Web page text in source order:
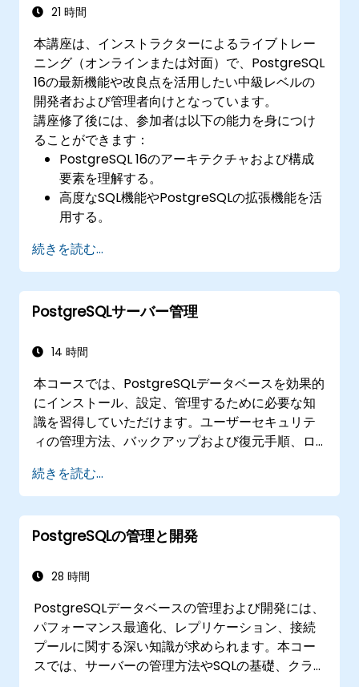
のPostgreSQL拡張機能についても理解する。
21 時間
本講座は、インストラクターによるライブトレー
ニング（オンラインまたは対面）で、PostgreSQL
16の最新機能や改良点を活用したい中級レベルの
開発者および管理者向けとなっています。
講座修了後には、参加者は以下の能力を身につけ
ることができます：
PostgreSQL 16のアーキテクチャおよび構成
要素を理解する。
高度なSQL機能やPostgreSQLの拡張機能を活
用する。
アクセス制御を実装する。
バックアップ・復旧・モニタリングなど、デ
ータベース管理業務を行う。
パラメータ調整やインデックス最適化により
PostgreSQL標準搭載の高可用性およびレプリ
最新のアプリケーション開発フレームワーク
とPostgreSQLを連携させる。
続きを読む...
PostgreSQLサーバー管理
14 時間
本コースでは、PostgreSQLデータベースを効果的
にインストール、設定、管理するために必要な知
識を習得していただけます。ユーザーセキュリテ
ィの管理方法、バックアップおよび復元手順、ロ
学ぶことになります。実践的な演習を通じて、実
務で役立つ管理作業を行いながら、パフォーマン
ス最適化やレプリケーションといった高度なトピ
ックへの準備も行えます。
続きを読む...
PostgreSQLの管理と開発
28 時間
PostgreSQLデータベースの管理および開発には、
パフォーマンス最適化、レプリケーション、接続
プールに関する深い知識が求められます。本コー
スでは、サーバーの管理方法やSQLの基礎、クラ